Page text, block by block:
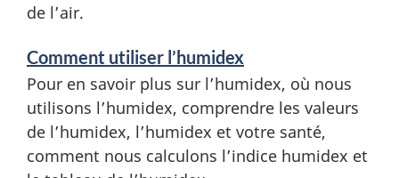
de l’air.
Comment utiliser l’humidex
Pour en savoir plus sur l’humidex, où nous
utilisons l’humidex, comprendre les valeurs
de l’humidex, l’humidex et votre santé,
comment nous calculons l’indice humidex et